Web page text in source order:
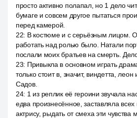
просто активно полапал, но 1 дело
бумаге и совсем другое пытаться
перед камерой.
22: В костюме и с серьёзным лицом.
работать над ролью было. Натали
послали моих братьев на смерть.
23: Привыкла в основном играть
только стоит в, значит, виндетта,
Садов.
24: 1 из реплик её героини звучала
едва произнесённое, заставляла всех
актрису, рыдать от смеха эти